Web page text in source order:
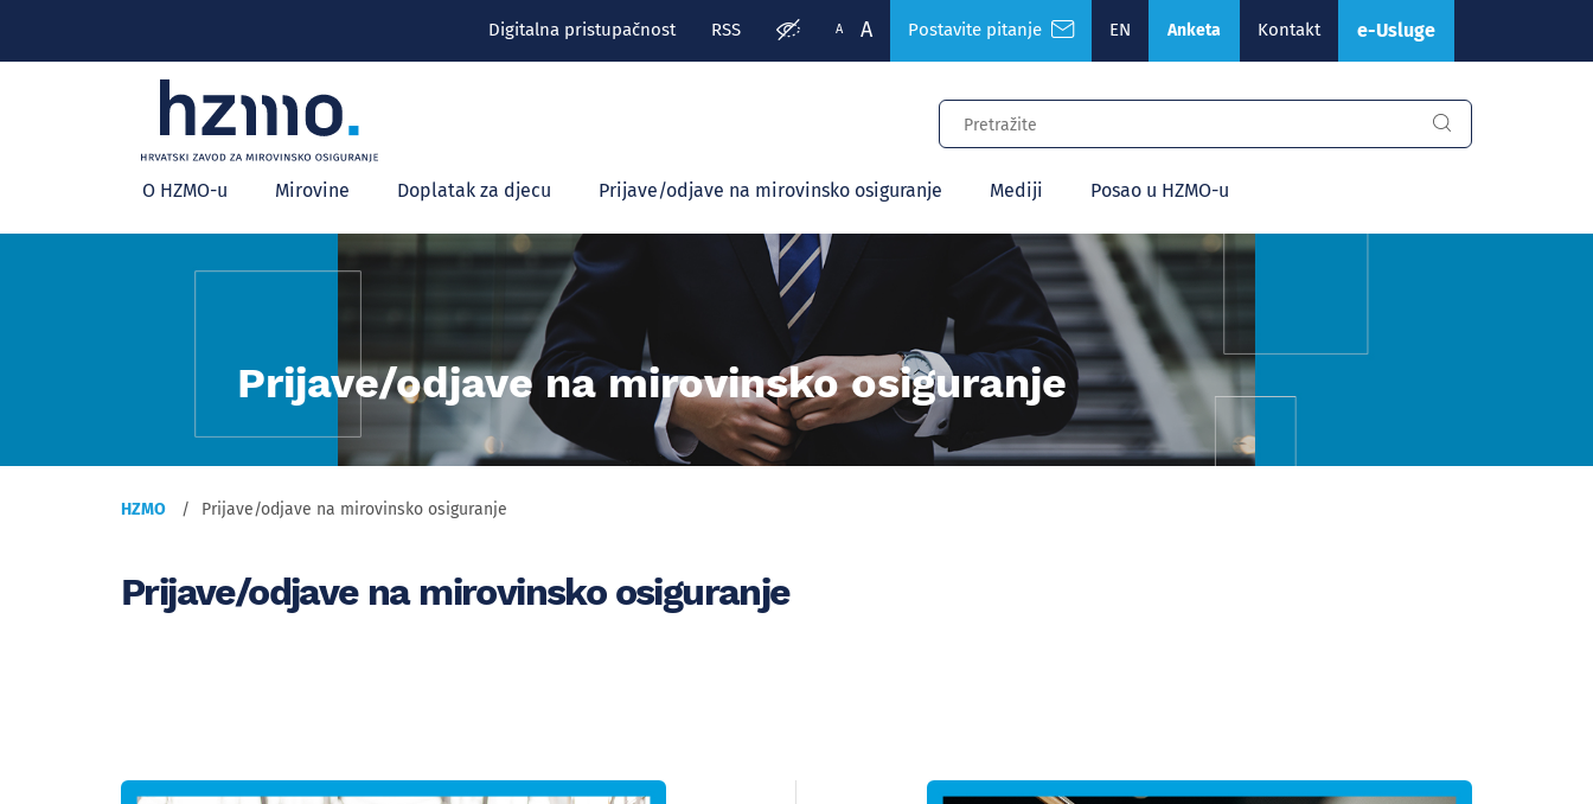
Digitalna pristupačnost RSS A A Postavite pitanje EN Anketa Kontakt e-Usluge
Glavni
izbornik
O HZMO-u Mirovine Doplatak za djecu Prijave/odjave na mirovinsko osiguranje Mediji Posao u HZMO-u
Prijave/odjave na mirovinsko osiguranje
HZMO Prijave/odjave na mirovinsko osiguranje
Prijave/odjave na mirovinsko osiguranje